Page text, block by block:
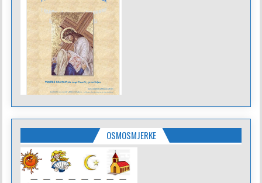
OSMOSMJERKE